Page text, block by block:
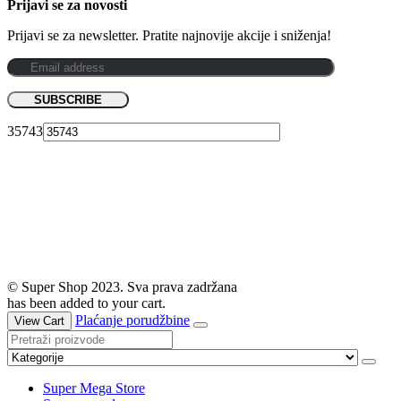
Prijavi se za novosti
Prijavi se za newsletter. Pratite najnovije akcije i sniženja!
35743
© Super Shop 2023. Sva prava zadržana
has been added to your cart.
View Cart Plaćanje porudžbine
Super Mega Store